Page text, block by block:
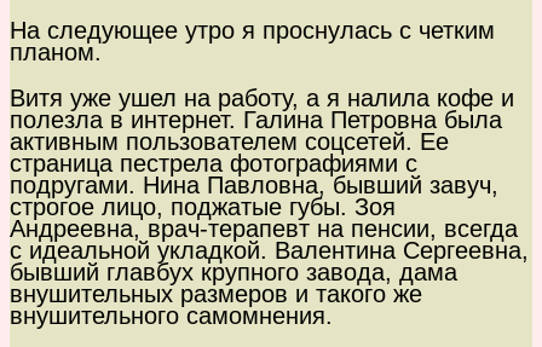
На следующее утро я проснулась с четким
планом.
Витя уже ушел на работу, а я налила кофе и
полезла в интернет. Галина Петровна была
активным пользователем соцсетей. Ее
страница пестрела фотографиями с
подругами. Нина Павловна, бывший завуч,
строгое лицо, поджатые губы. Зоя
Андреевна, врач-терапевт на пенсии, всегда
с идеальной укладкой. Валентина Сергеевна,
бывший главбух крупного завода, дама
внушительных размеров и такого же
внушительного самомнения.